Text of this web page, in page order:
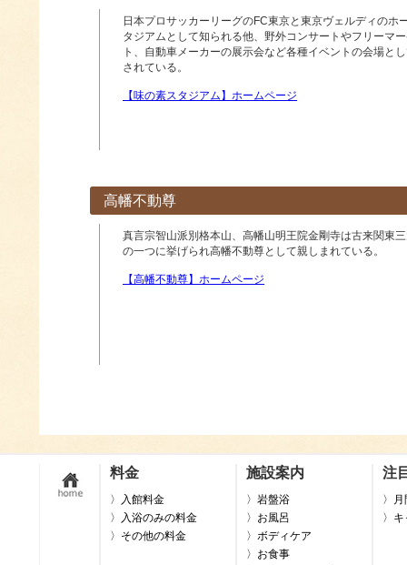
日本プロサッカーリーグのFC東京と東京ヴェルディのホ
タジアムとして知られる他、野外コンサートやフリーマ
ト、自動車メーカーの展示会など各種イベントの会場と
されている。
【味の素スタジアム】ホームページ
高幡不動尊
真言宗智山派別格本山、高幡山明王院金剛寺は古来関東
の一つに挙げられ高幡不動尊として親しまれている。
【高幡不動尊】ホームページ
料金
〉入館料金
〉入浴のみの料金
〉その他の料金
施設案内
〉岩盤浴
〉お風呂
〉ボディケア
〉お食事
注
〉
〉